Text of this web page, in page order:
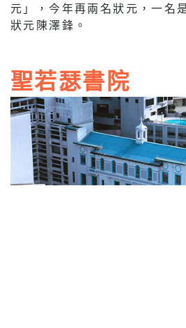
元」，今年再兩名狀元，一名
狀元陳澤鋒。
聖若瑟書院